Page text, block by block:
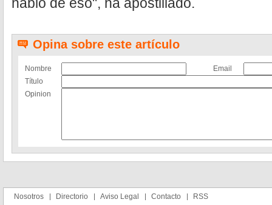
Opina sobre este artículo
Nombre
Email
Título
Opinion
Nosotros Directorio Aviso Legal Contacto RSS